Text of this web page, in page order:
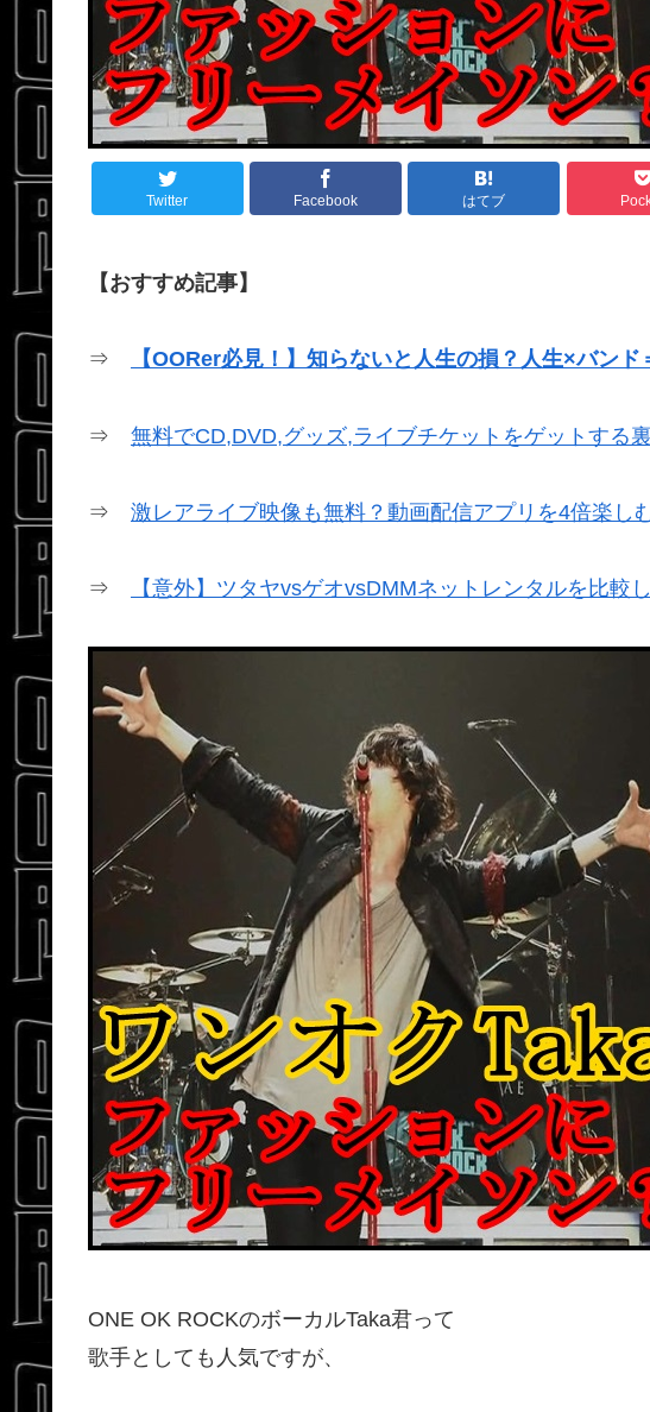
Twitter Facebook はてブ
【おすすめ記事】
⇒ 【OORer必見！】知らないと人生の損？人生×バンド
⇒ 無料でCD,DVD,グッズ,ライブチケットをゲットする
⇒ 激レアライブ映像も無料？動画配信アプリを4倍楽し
⇒ 【意外】ツタヤvsゲオvsDMMネットレンタルを比較
ONE OK ROCKのボーカルTaka君って
歌手としても人気ですが、